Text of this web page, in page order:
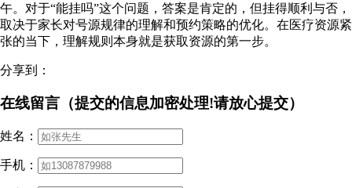
午。对于“能挂吗”这个问题，答案是肯定的，但挂得顺利与否，
取决于家长对号源规律的理解和预约策略的优化。在医疗资源紧
张的当下，理解规则本身就是获取资源的第一步。
分享到：
在线留言（提交的信息加密处理!请放心提交）
姓名：
手机：